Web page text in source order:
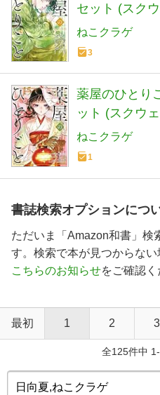
セット (スク
ねこクラゲ
3
薬屋のひとり
ット (スクウ
ねこクラゲ
1
書誌検索オプションにつ
ただいま「Amazon和書」検
す。検索で本が見つからな
こちらのお知らせをご確認く
最初 1 2 3
全125件中